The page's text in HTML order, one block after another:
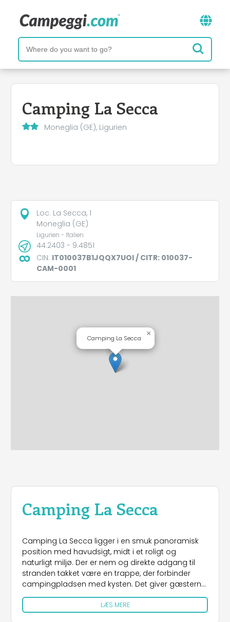
Camping La Secca
Moneglia (GE), Ligurien
Camping La Secca
Camping La Secca ligger i en smuk panoramisk
position med havudsigt, midt i et roligt og
naturligt miljø. Der er nem og direkte adgang til
stranden takket være en trappe, der forbinder
campingpladsen med kysten. Det giver gæsterne
mulighed for nemt at nyde havet og solen, hvilket
gør hvert ophold til en behagelig og afslappende
oplevelse.
LÆS MERE
Loc. La Secca, 1
Moneglia (GE)
Ligurien - Italien
44.2403 - 9.4851
CIN: IT010037B1JQQX7UOI / CITR: 010037-
CAM-0001
Camping La Secca
×